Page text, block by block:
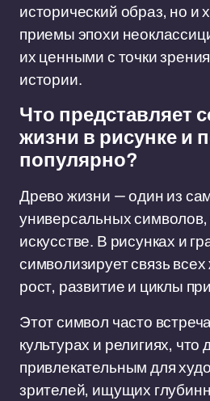
исторический образ, но и
приемы эпохи
их ценными с точки
истории.
Что представляет
жизни в рисунке и
популярно?
Древо жизни — один из
универсальных
искусстве. В рисунках и
символизирует связь
рост, развитие и циклы
Этот символ часто
культурах и религиях, что
привлекательным для
зрителей, ищущих